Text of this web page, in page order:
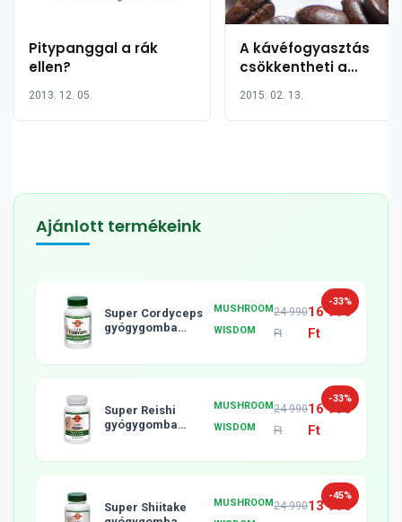
Pitypanggal a rák
ellen?
2013. 12. 05.
A kávéfogyasztás
csökkentheti a
kialakulásának
2015. 02. 13.
Ajánlott termékeink
-33%
Super Cordyceps
gyógygomba
MUSHROOM
WISDOM
24 990
Ft
16 990
Ft
-33%
Super Reishi
gyógygomba
MUSHROOM
WISDOM
24 990
Ft
16 990
Ft
-45%
Super Shiitake
MUSHROOM24 99013 990